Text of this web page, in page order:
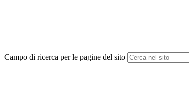
Campo di ricerca per le pagine del sito